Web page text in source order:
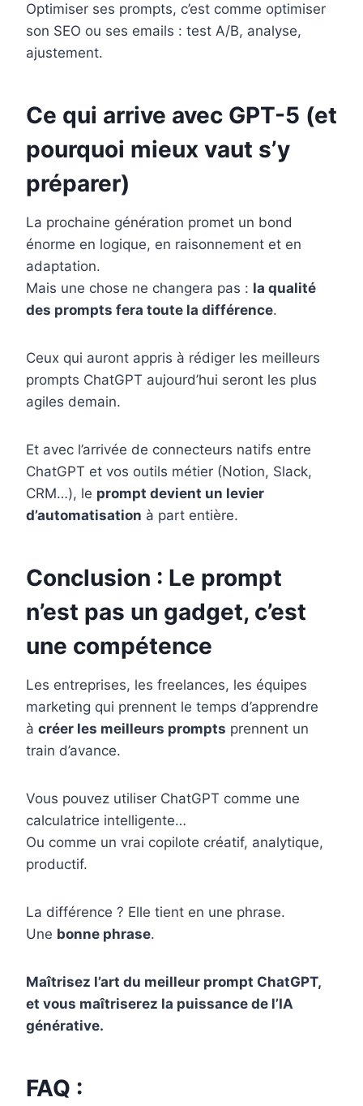
Optimiser ses prompts, c’est comme optimiser
son SEO ou ses emails : test A/B, analyse,
ajustement.
Ce qui arrive avec GPT-5 (et
pourquoi mieux vaut s’y
préparer)
La prochaine génération promet un bond
énorme en logique, en raisonnement et en
adaptation.
Mais une chose ne changera pas : la qualité
des prompts fera toute la différence.
Ceux qui auront appris à rédiger les meilleurs
prompts ChatGPT aujourd’hui seront les plus
agiles demain.
Et avec l’arrivée de connecteurs natifs entre
ChatGPT et vos outils métier (Notion, Slack,
CRM…), le prompt devient un levier
d’automatisation à part entière.
Conclusion : Le prompt
n’est pas un gadget, c’est
une compétence
Les entreprises, les freelances, les équipes
marketing qui prennent le temps d’apprendre
à créer les meilleurs prompts prennent un
train d’avance.
Vous pouvez utiliser ChatGPT comme une
calculatrice intelligente…
Ou comme un vrai copilote créatif, analytique,
productif.
La différence ? Elle tient en une phrase.
Une bonne phrase.
Maîtrisez l’art du meilleur prompt ChatGPT,
et vous maîtriserez la puissance de l’IA
générative.
FAQ :